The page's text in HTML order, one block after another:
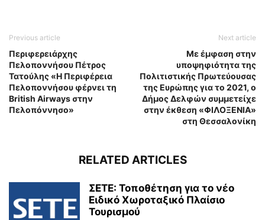
Previous article
Περιφερειάρχης
Πελοποννήσου Πέτρος
Τατούλης «Η Περιφέρεια
Πελοποννήσου φέρνει τη
British Airways στην
Πελοπόννησο»
Next article
Με έμφαση στην
υποψηφιότητα της
Πολιτιστικής Πρωτεύουσας
της Ευρώπης για το 2021, ο
Δήμος Δελφών συμμετείχε
στην έκθεση «ΦΙΛΟΞΕΝΙΑ»
στη Θεσσαλονίκη
RELATED ARTICLES
ΣΕΤΕ: Τοποθέτηση για το νέο
Ειδικό Χωροταξικό Πλαίσιο
Τουρισμού